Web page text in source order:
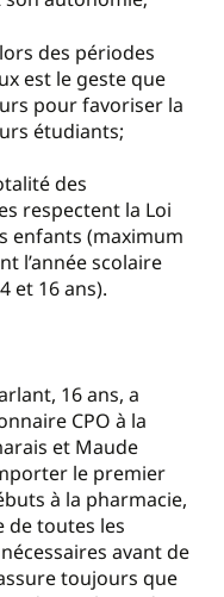
des périodes
est le geste que
pour favoriser la
étudiants;
des
respectent la Loi
enfants (maximum
l’année scolaire
et 16 ans).
16 ans, a
CPO à la
et Maude
le premier
à la pharmacie,
de toutes les
avant de
toujours que